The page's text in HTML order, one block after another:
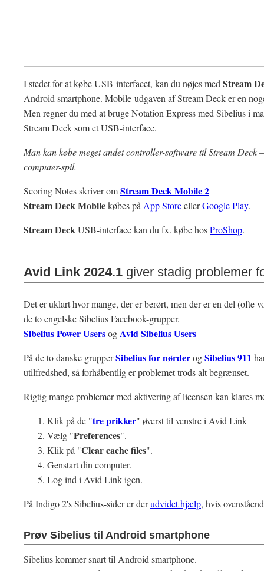
I stedet for at købe USB-interfacet, kan du nøjes med Stream
Android smartphone. Mobile-udgaven af Stream Deck er en
Men regner du med at bruge Notation Express med Sibelius i
Stream Deck som et USB-interface.
Man kan købe meget andet controller-software til Stream
computer-spil.
Scoring Notes skriver omStream Deck Mobile 2
Stream Deck Mobilekøbes på App StoreellerGoogle Play.
Stream DeckUSB-interface kan du fx. købe hosProShop.
Avid Link 2024.1 giver stadig problemer
Det er uklart hvor mange, der er berørt, men der er en del (ofte
de to engelske Sibelius Facebook-grupper.
Sibelius Power Usersog Avid Sibelius Users
På de to danske grupperSibelius for nørderogSibelius 911
utilfredshed, så forhåbentlig er problemet trods alt begrænset.
Rigtig mange problemer med aktivering af licensen kan klares
Klik på de "tre prikker" øverst til venstre i Avid Link
Vælg "Preferences".
Klik på "Clear cache files".
Genstart din computer.
Log ind i Avid Link igen.
På Indigo 2's Sibelius-sider er derudvidet hjælp, hvis
Prøv Sibelius til Android smartphone
Sibelius kommer snart til Android smartphone.